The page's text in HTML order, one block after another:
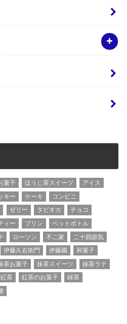
菓子 ほうじ茶スイーツ
アイス
キー ケーキ
コンビニ
ゼリー タピオカ
チョコ
ィー プリン
ペットボトル
ローソン 不二家
二十四節気
伊藤久右衛門 伊藤園
和菓子
茶お菓子 抹茶スイーツ
抹茶ラテ
紅茶 紅茶のお菓子
緑茶